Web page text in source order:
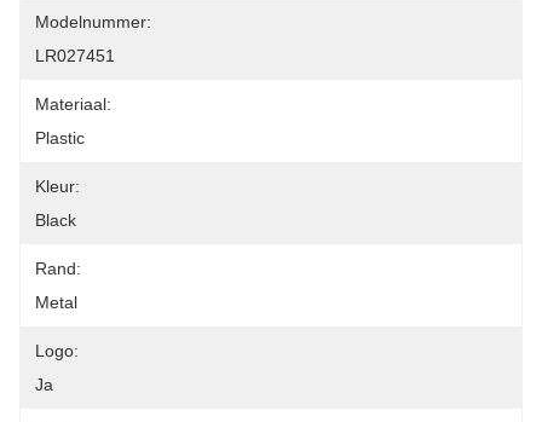
Modelnummer:
LR027451
Materiaal:
Plastic
Kleur:
Black
Rand:
Metal
Logo:
Ja